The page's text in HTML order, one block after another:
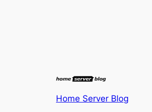
Home Server Blog